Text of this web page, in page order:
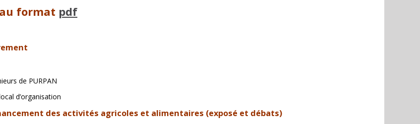
format pdf
de PURPAN
d’organisation
des activités agricoles et alimentaires (exposé et débats)